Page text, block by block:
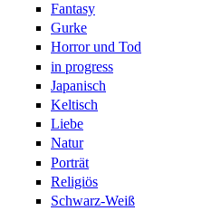
Fantasy
Gurke
Horror und Tod
in progress
Japanisch
Keltisch
Liebe
Natur
Porträt
Religiös
Schwarz-Weiß